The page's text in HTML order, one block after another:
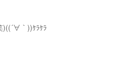
)((´∀｀))ｹﾗｹﾗ